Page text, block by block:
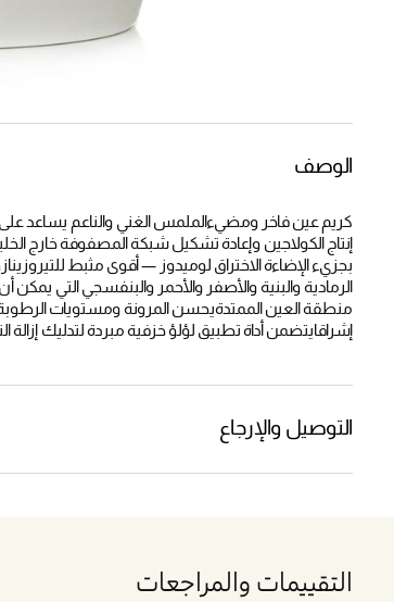
الوصف
كريم عين فاخر ومضيءالملمس الغني والناعم يساعد على
إنتاج الكولاجين وإعادة تشكيل شبكة المصفوفة
بجزيء الإضاءة الاختراق لوميدوز — أقوى مثبط
الرمادية والبنية والأصفر والأحمر والبنفسجي التي
منطقة العين الممتدةيحسن المرونة ومستويات
إشراقايتضمن أداة تطبيق لؤلؤ خزفية مبردة لتدليك إزالة
التوصيل والإرجاع
التقييمات والمراجعات